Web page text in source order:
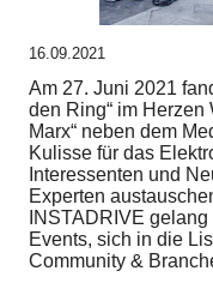
16.09.2021
Am 27. Juni 2021
den Ring“ im Herzen
Marx“ neben dem
Kulisse für das
Interessenten und
Experten
INSTADRIVE
Events, sich in die
Community &